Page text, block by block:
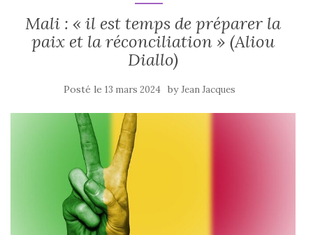
Mali : « il est temps de préparer la
paix et la réconciliation » (Aliou
Diallo)
Posté le 13 mars 2024 byJean Jacques